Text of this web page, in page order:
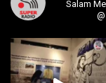
Salam